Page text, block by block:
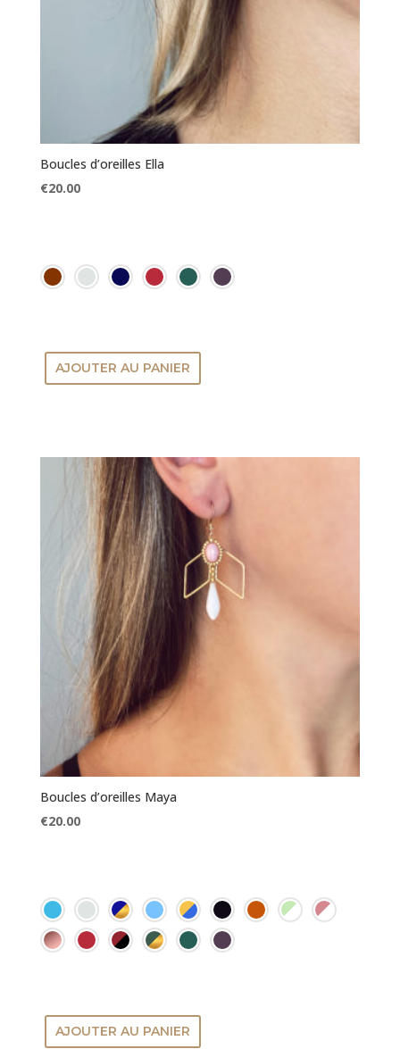
Boucles d’oreilles Ella
€20.00
AJOUTER AU PANIER
Boucles d’oreilles Maya
€20.00
AJOUTER AU PANIER